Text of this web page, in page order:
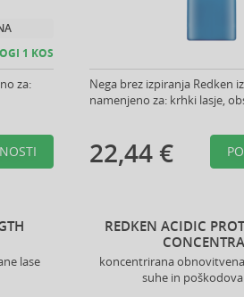
1 KOS
za:
Nega brez izpiranja Redken
namenjeno za: krhki lasje,
22,44 €
lase
REDKEN ACIDIC
koncentrirana
suhe in